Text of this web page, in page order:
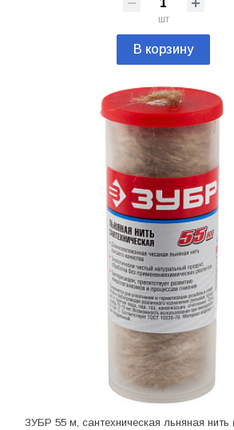
шт
В корзину
ЗУБР 55 м, сантехническая льняная нить